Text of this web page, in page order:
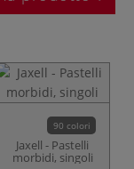
90 colori
Jaxell - Pastelli
morbidi, singoli